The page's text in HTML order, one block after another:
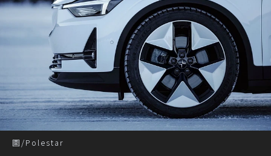
圖/Polestar